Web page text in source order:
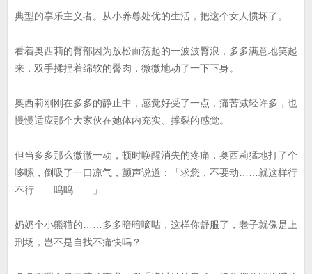
典型的享乐主义者。从小养尊处优的生活，把这个女人惯坏了。
看着奥西莉的臀部因为放松而荡起的一波波臀浪，多多满意地笑起
来，双手揉捏着绵软的臀肉，微微地动了一下下身。
奥西莉刚刚在多多的静止中，感觉好受了一点，痛苦减轻许多，也
慢慢适应那个大家伙在她体内充实、撑裂的感觉。
但当多多那么微微一动，顿时唤醒消失的疼痛，奥西莉猛地打了个
哆嗦，倒吸了一口凉气，颤声说道：「求您，不要动……就这样行
不行……呜呜……」
奶奶个小熊猫的……多多暗暗嘀咕，这样你舒服了，老子就像是上
刑场，岂不是自找不痛快吗？